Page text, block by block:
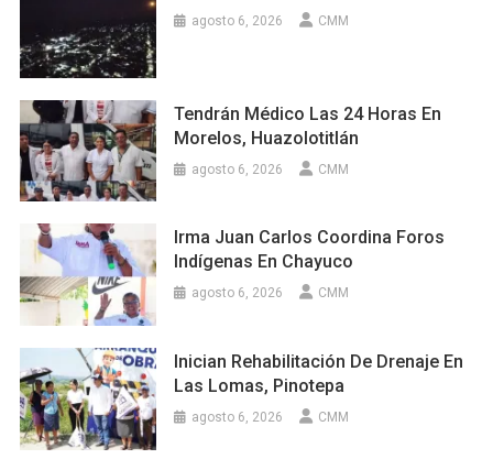
agosto 6, 2026 CMM
Tendrán Médico Las 24 Horas En
Morelos, Huazolotitlán
agosto 6, 2026 CMM
Irma Juan Carlos Coordina Foros
Indígenas En Chayuco
agosto 6, 2026 CMM
Inician Rehabilitación De Drenaje En
Las Lomas, Pinotepa
agosto 6, 2026 CMM